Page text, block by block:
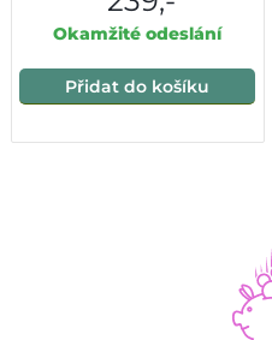
Okamžité odeslání
Přidat do košíku